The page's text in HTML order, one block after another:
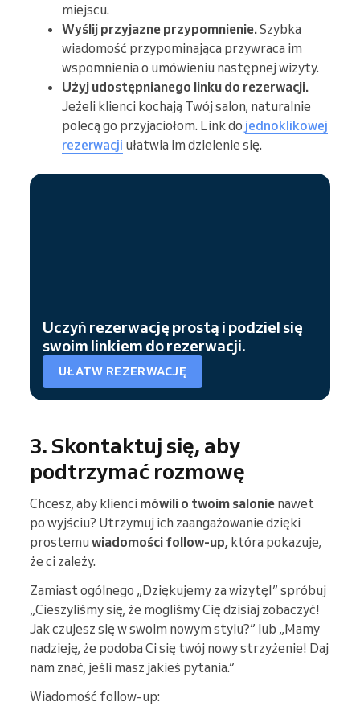
miejscu.
Wyślij przyjazne przypomnienie.Szybka
wiadomość przypominająca przywraca im
wspomnienia o umówieniu następnej wizyty.
Użyj udostępnianego linku do rezerwacji.
Jeżeli klienci kochają Twój salon, naturalnie
polecą go przyjaciołom. Link do jednoklikowej
rezerwacji ułatwia im dzielenie się.
Uczyń rezerwację prostą i podziel się
swoim linkiem do rezerwacji.
UŁATW REZERWACJĘ
3. Skontaktuj się, aby
podtrzymać rozmowę
Chcesz, aby klienci mówili o twoim salonie nawet
po wyjściu? Utrzymuj ich zaangażowanie dzięki
prostemu wiadomości follow-up, która pokazuje,
że ci zależy.
Zamiast ogólnego „Dziękujemy za wizytę!” spróbuj
„Cieszyliśmy się, że mogliśmy Cię dzisiaj zobaczyć!
Jak czujesz się w swoim nowym stylu?” lub „Mamy
nadzieję, że podoba Ci się twój nowy strzyżenie! Daj
nam znać, jeśli masz jakieś pytania.”
Wiadomość follow-up: